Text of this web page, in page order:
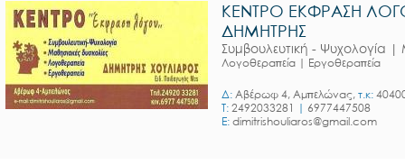
ΚΕΝΤΡΟ ΕΚΦΡΑΣΗ
ΔΗΜΗΤΡΗΣ
Συμβουλευτική - Ψυχολογία
Λογοθεραπεία | Εργοθεραπεία
Δ: Αβέρωφ 4, Αμπελώνας, τ.κ:
T: 2492033281 | 6977447508
E: dimitrishouliaros@gmail.com